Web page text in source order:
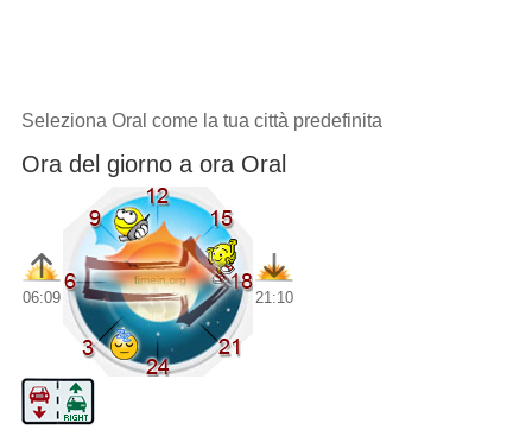
Seleziona Oral come la tua città predefinita
Ora del giorno a ora Oral
06:09 21:10